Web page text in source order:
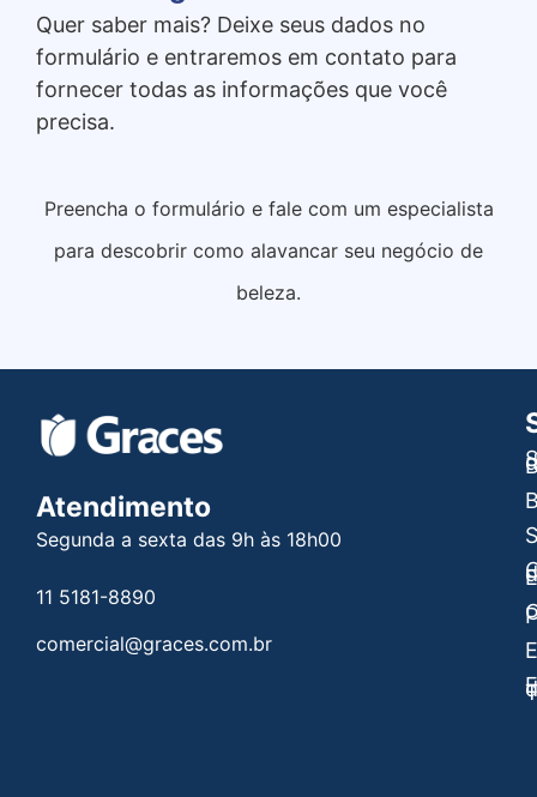
Quer saber mais? Deixe seus dados no
formulário e entraremos em contato para
fornecer todas as informações que você
precisa.
Preencha o formulário e fale com um especialista
para descobrir como alavancar seu negócio de
beleza.
Atendimento
Segunda a sexta das 9h às 18h00
11 5181-8890
comercial@graces.com.br